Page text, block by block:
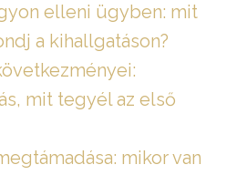
elleni ügyben: mit
a kihallgatáson?
mit tegyél az első
mikor van